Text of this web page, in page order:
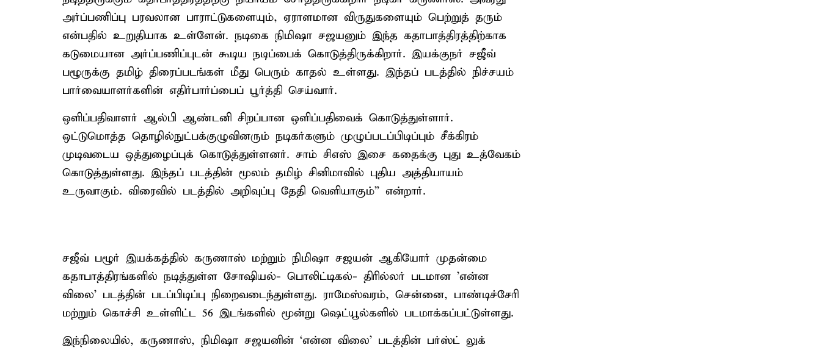
அர்ப்பணிப்பு பரவலான பாராட்டுகளையும், ஏராளமான விருதுகளையும் பெற்றுத் தரும்
என்பதில் உறுதியாக உள்ளேன். நடிகை நிமிஷா சஜயனும் இந்த கதாபாத்திரத்திற்காக
கடுமையான அர்ப்பணிப்புடன் கூடிய நடிப்பைக் கொடுத்திருக்கிறார். இயக்குநர் சஜீவ்
பழூருக்கு தமிழ் திரைப்படங்கள் மீது பெரும் காதல் உள்ளது. இந்தப் படத்தில் நிச்சயம்
பார்வையாளர்களின் எதிர்பார்ப்பைப் பூர்த்தி செய்வார்.
ஒளிப்பதிவாளர் ஆல்பி ஆண்டனி சிறப்பான ஒளிப்பதிவைக் கொடுத்துள்ளார்.
ஒட்டுமொத்த தொழில்நுட்பக்குழுவினரும் நடிகர்களும் முழுப்படப்பிடிப்பும் சீக்கிரம்
முடிவடைய ஒத்துழைப்புக் கொடுத்துள்ளனர். சாம் சிஎஸ் இசை கதைக்கு புது உத்வேகம்
கொடுத்துள்ளது. இந்தப் படத்தின் மூலம் தமிழ் சினிமாவில் புதிய அத்தியாயம்
உருவாகும். விரைவில் படத்தில் அறிவுப்பு தேதி வெளியாகும்” என்றார்.
சஜீவ் பழூர் இயக்கத்தில் கருணாஸ் மற்றும் நிமிஷா சஜயன் ஆகியோர் முதன்மை
கதாபாத்திரங்களில் நடித்துள்ள சோஷியல்- பொலிட்டிகல்- திரில்லர் படமான 'என்ன
விலை' படத்தின் படப்பிடிப்பு நிறைவடைந்துள்ளது. ராமேஸ்வரம், சென்னை, பாண்டிச்சேரி
மற்றும் கொச்சி உள்ளிட்ட 56 இடங்களில் மூன்று ஷெட்யூல்களில் படமாக்கப்பட்டுள்ளது.
இந்நிலையில், கருணாஸ், நிமிஷா சஜயனின் ‘என்ன விலை’ படத்தின் பர்ஸ்ட் லுக்